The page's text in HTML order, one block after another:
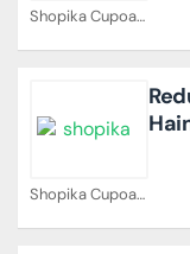
Shopika Cupoane
Shopika Cupoane